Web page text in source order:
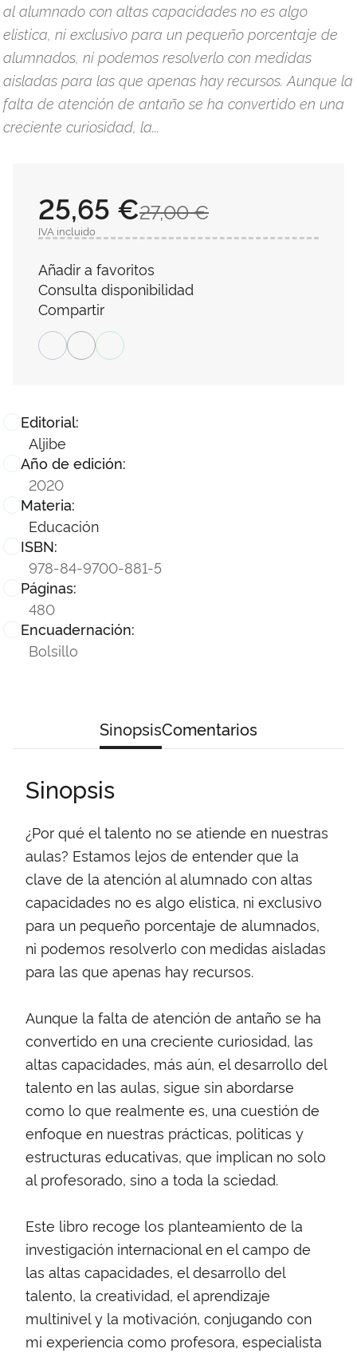
al alumnado con altas capacidades no es algo
elistica, ni exclusivo para un pequeño porcentaje de
alumnados, ni podemos resolverlo con medidas
aisladas para las que apenas hay recursos. Aunque la
falta de atención de antaño se ha convertido en una
creciente curiosidad, la...
Editorial:
Aljibe
Año de edición:
2020
Materia:
Educación
ISBN:
978-84-9700-881-5
Páginas:
480
Encuadernación:
Bolsillo
27,00 €
25,65 €
IVA incluido
Añadir a favoritos
Consulta disponibilidad
Compartir
SinopsisComentarios
Sinopsis
¿Por qué el talento no se atiende en nuestras
aulas? Estamos lejos de entender que la
clave de la atención al alumnado con altas
capacidades no es algo elistica, ni exclusivo
para un pequeño porcentaje de alumnados,
ni podemos resolverlo con medidas aisladas
para las que apenas hay recursos.
Aunque la falta de atención de antaño se ha
convertido en una creciente curiosidad, las
altas capacidades, más aún, el desarrollo del
talento en las aulas, sigue sin abordarse
como lo que realmente es, una cuestión de
enfoque en nuestras prácticas, politicas y
estructuras educativas, que implican no solo
al profesorado, sino a toda la sciedad.
Este libro recoge los planteamiento de la
investigación internacional en el campo de
las altas capacidades, el desarrollo del
talento, la creatividad, el aprendizaje
multinivel y la motivación, conjugando con
mi experiencia como profesora, especialista